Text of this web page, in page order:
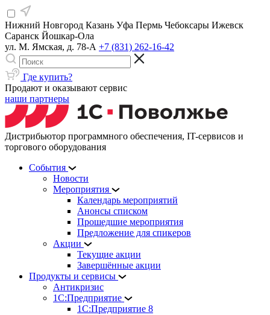
Нижний Новгород Казань Уфа Пермь Чебоксары Ижевск
Саранск Йошкар-Ола
ул. М. Ямская, д. 78-А +7 (831) 262-16-42
Где купить?
Продают и оказывают сервис
наши партнеры
Дистрибьютор программного обеспечения, IT-сервисов и
торгового оборудования
События
Новости
Мероприятия
Календарь мероприятий
Анонсы списком
Прошедшие мероприятия
Предложение для спикеров
Акции
Текущие акции
Завершённые акции
Продукты и сервисы
Антикризис
1С:Предприятие
1С:Предприятие 8